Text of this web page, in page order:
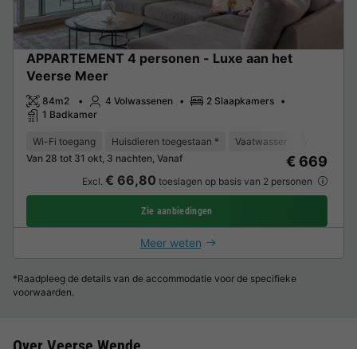
APPARTEMENT 4 personen - Luxe aan het
Veerse Meer
84m2 4 Volwassenen
2 Slaapkamers
1 Badkamer
Wi-Fi toegang Huisdieren toegestaan * Vaatwasser
Van 28 tot 31 okt, 3 nachten, Vanaf
€ 669
Excl. € 66,80 toeslagen op basis van 2 personen
Zie aanbiedingen
Meer weten
*Raadpleeg de details van de accommodatie voor de specifieke
voorwaarden.